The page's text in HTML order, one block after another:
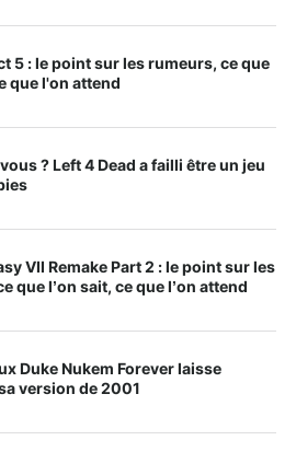
5 : le point sur les rumeurs, ce que
que l'on attend
? Left 4 Dead a failli être un jeu
VII Remake Part 2 : le point sur les
que l’on sait, ce que l’on attend
Duke Nukem Forever laisse
version de 2001